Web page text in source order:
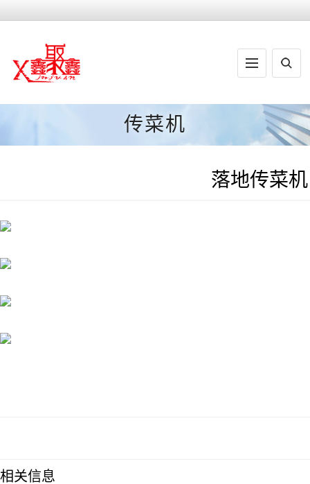
传菜机
落地传菜机
相关信息